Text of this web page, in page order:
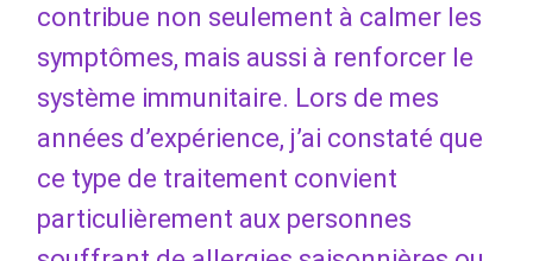
contribue non seulement à calmer les
symptômes, mais aussi à renforcer le
système immunitaire. Lors de mes
années d’expérience, j’ai constaté que
ce type de traitement convient
particulièrement aux personnes